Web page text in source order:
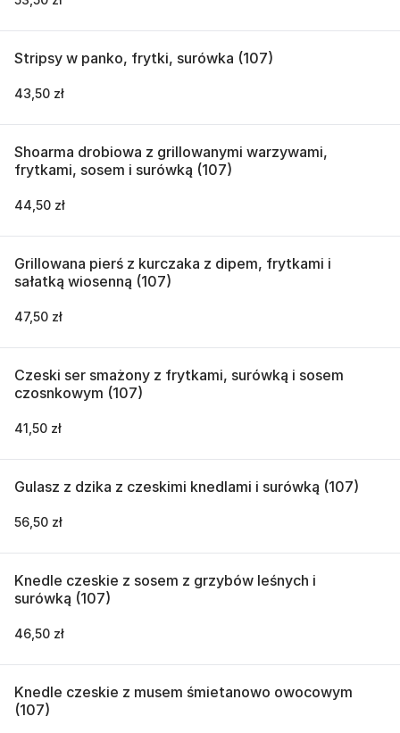
Stripsy w panko, frytki, surówka (107)
43,50 zł
Shoarma drobiowa z grillowanymi warzywami,
frytkami, sosem i surówką (107)
44,50 zł
Grillowana pierś z kurczaka z dipem, frytkami i
sałatką wiosenną (107)
47,50 zł
Czeski ser smażony z frytkami, surówką i sosem
czosnkowym (107)
41,50 zł
Gulasz z dzika z czeskimi knedlami i surówką (107)
56,50 zł
Knedle czeskie z sosem z grzybów leśnych i
surówką (107)
46,50 zł
Knedle czeskie z musem śmietanowo owocowym
(107)